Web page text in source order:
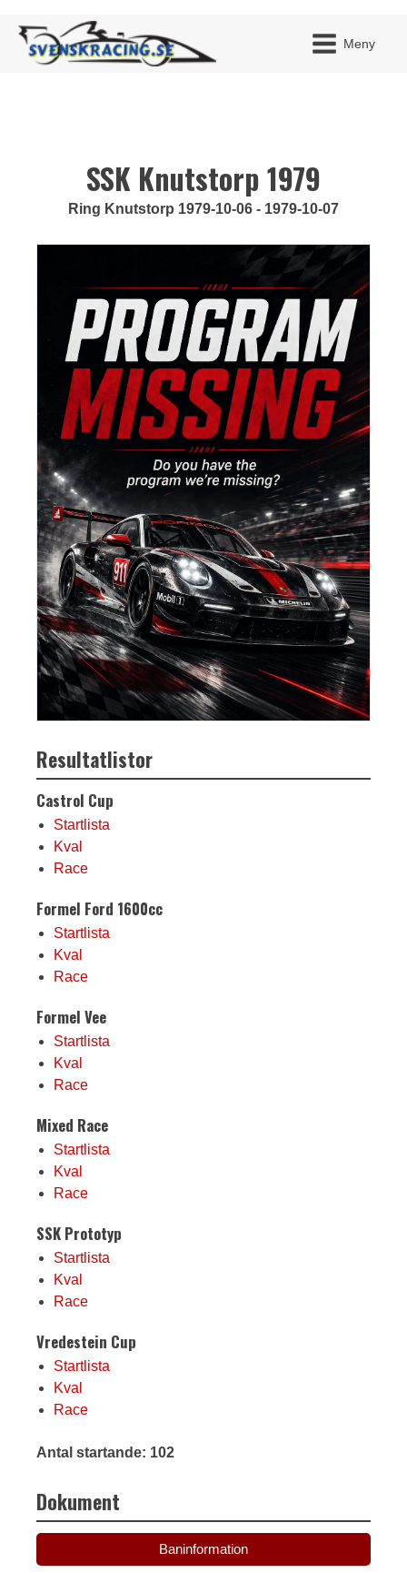
Meny
SSK Knutstorp 1979
Ring Knutstorp 1979-10-06 - 1979-10-07
Resultatlistor
Castrol Cup
Startlista
Kval
Race
Formel Ford 1600cc
Startlista
Kval
Race
Formel Vee
Startlista
Kval
Race
Mixed Race
Startlista
Kval
Race
SSK Prototyp
Startlista
Kval
Race
Vredestein Cup
Startlista
Kval
Race
Antal startande: 102
Dokument
Baninformation